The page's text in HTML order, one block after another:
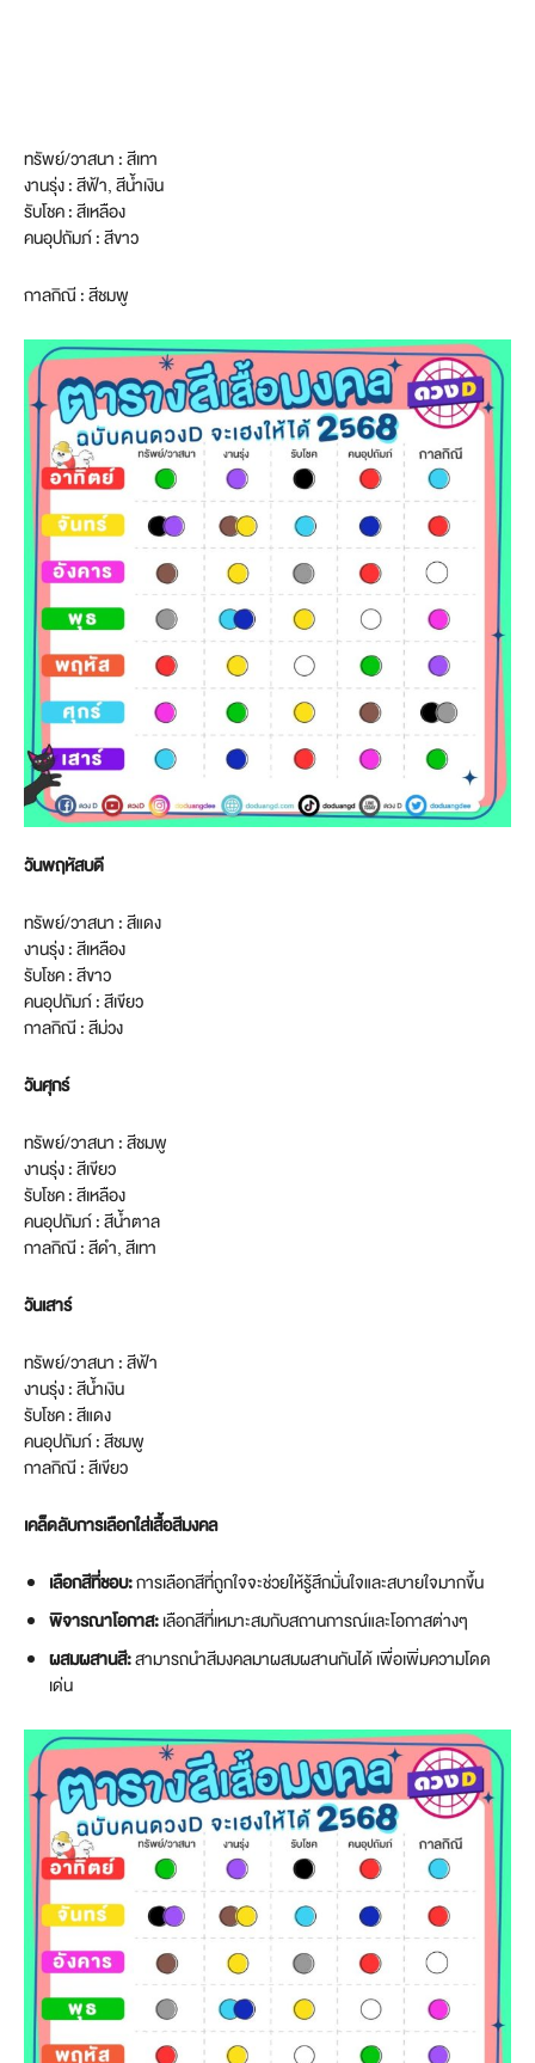
ทรัพย์/วาสนา : สีเทา
งานรุ่ง : สีฟ้า, สีน้ำเงิน
รับโชค : สีเหลือง
คนอุปถัมภ์ : สีขาว
กาลกิณี : สีชมพู
วันพฤหัสบดี
ทรัพย์/วาสนา : สีแดง
งานรุ่ง : สีเหลือง
รับโชค : สีขาว
คนอุปถัมภ์ : สีเขียว
กาลกิณี : สีม่วง
วันศุกร์
ทรัพย์/วาสนา : สีชมพู
งานรุ่ง : สีเขียว
รับโชค : สีเหลือง
คนอุปถัมภ์ : สีน้ำตาล
กาลกิณี : สีดำ, สีเทา
วันเสาร์
ทรัพย์/วาสนา : สีฟ้า
งานรุ่ง : สีน้ำเงิน
รับโชค : สีแดง
คนอุปถัมภ์ : สีชมพู
กาลกิณี : สีเขียว
เคล็ดลับการเลือกใส่เสื้อสีมงคล
เลือกสีที่ชอบ:การเลือกสีที่ถูกใจจะช่วยให้รู้สึกมั่นใจและสบายใจมากขึ้น
พิจารณาโอกาส:เลือกสีที่เหมาะสมกับสถานการณ์และโอกาสต่างๆ
ผสมผสานสี:สามารถนำสีมงคลมาผสมผสานกันได้ เพื่อเพิ่มความโดด
เด่น